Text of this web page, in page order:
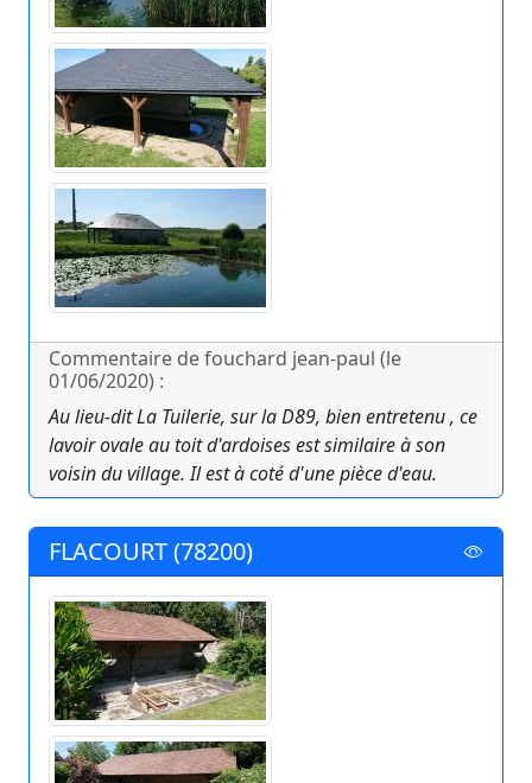
Commentaire de fouchard jean-paul (le
01/06/2020) :
Au lieu-dit La Tuilerie, sur la D89, bien entretenu , ce
lavoir ovale au toit d'ardoises est similaire à son
voisin du village. Il est à coté d'une pièce d'eau.
FLACOURT (78200)